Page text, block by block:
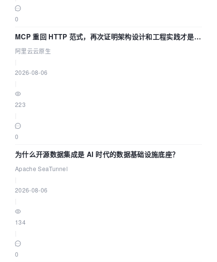
0
MCP 重回 HTTP 范式，再次证明架构设计和工程实践才是稀
缺资源
阿里云云原生
2026-08-06
223
0
为什么开源数据集成是 AI 时代的数据基础设施底座？
Apache SeaTunnel
2026-08-06
134
0